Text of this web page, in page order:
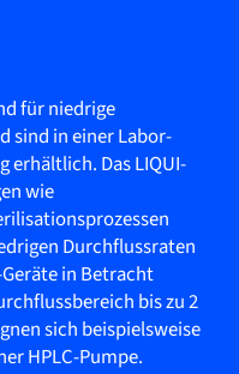
für niedrige
sind in einer Labor-
erhältlich. Das LIQUI-
wie
Durchflussraten
in Betracht
bis zu 2
sich beispielsweise
HPLC-Pumpe.